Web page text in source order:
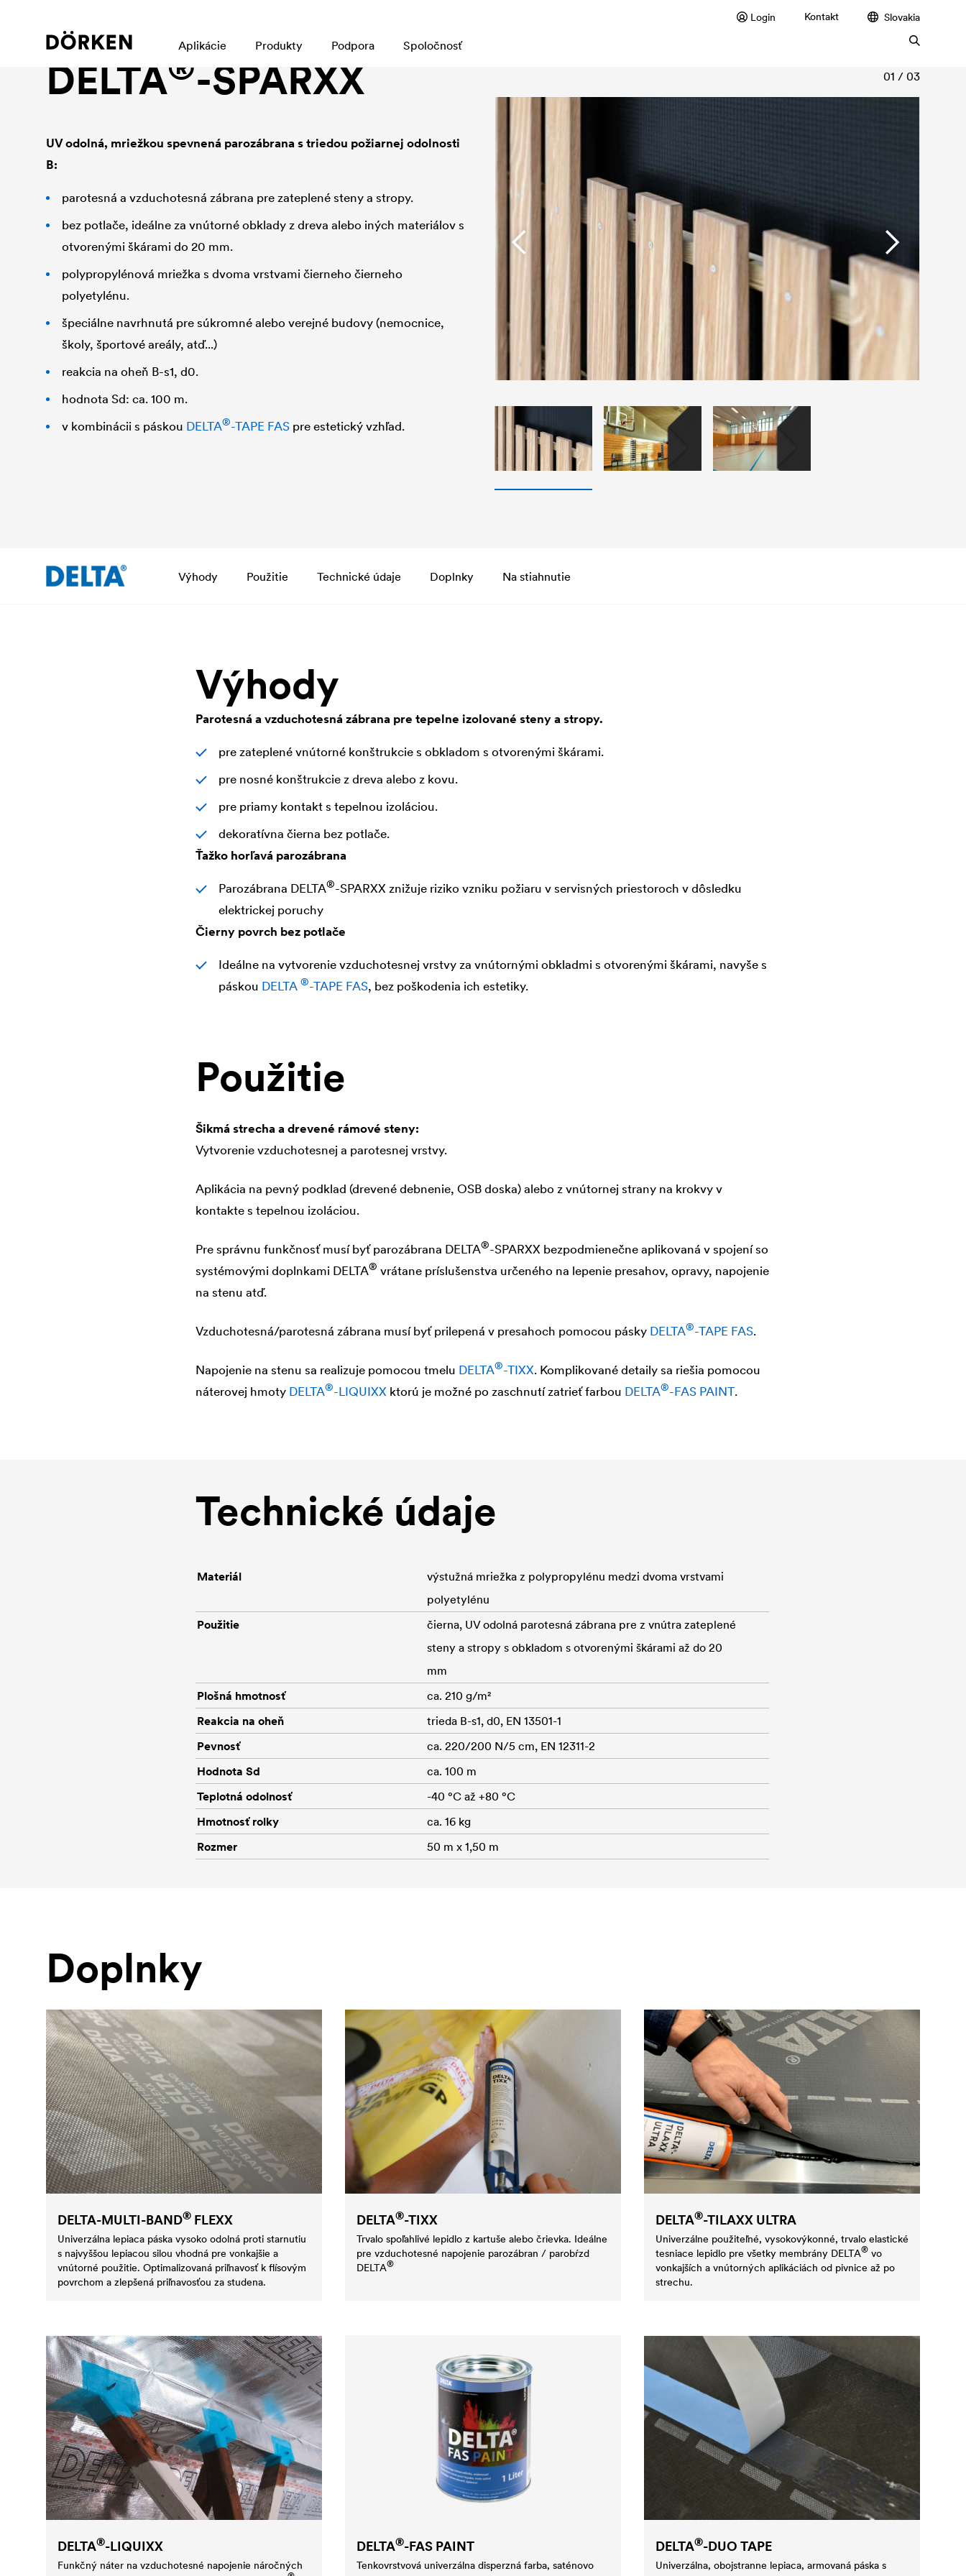
Login Kontakt Slovakia
Aplikácie Produkty Podpora Spoločnosť
Parozábrany a vzduchotesné vrstvy
DELTA®-SPARXX
UV odolná, mriežkou spevnená parozábrana s triedou požiarnej odolnosti
B:
parotesná a vzduchotesná zábrana pre zateplené steny a stropy.
bez potlače, ideálne za vnútorné obklady z dreva alebo iných materiálov s
otvorenými škárami do 20 mm.
polypropylénová mriežka s dvoma vrstvami čierneho čierneho
polyetylénu.
špeciálne navrhnutá pre súkromné alebo verejné budovy (nemocnice,
školy, športové areály, atď...)
reakcia na oheň B-s1, d0.
hodnota Sd: ca. 100 m.
v kombinácii s páskou DELTA®-TAPE FAS pre estetický vzhľad.
01 / 03
Výhody Použitie Technické údaje Doplnky Na stiahnutie
Výhody
Parotesná a vzduchotesná zábrana pre tepelne izolované steny a stropy.
pre zateplené vnútorné konštrukcie s obkladom s otvorenými škárami.
pre nosné konštrukcie z dreva alebo z kovu.
pre priamy kontakt s tepelnou izoláciou.
dekoratívna čierna bez potlače.
Ťažko horľavá parozábrana
Parozábrana DELTA®-SPARXX znižuje riziko vzniku požiaru v servisných priestoroch v dôsledku
elektrickej poruchy
Čierny povrch bez potlače
Ideálne na vytvorenie vzduchotesnej vrstvy za vnútornými obkladmi s otvorenými škárami, navyše s
páskou DELTA ®-TAPE FAS, bez poškodenia ich estetiky.
Použitie
Šikmá strecha a drevené rámové steny:
Vytvorenie vzduchotesnej a parotesnej vrstvy.
Aplikácia na pevný podklad (drevené debnenie, OSB doska) alebo z vnútornej strany na krokvy v
kontakte s tepelnou izoláciou.
Pre správnu funkčnosť musí byť parozábrana DELTA®-SPARXX bezpodmienečne aplikovaná v spojení so
systémovými doplnkami DELTA® vrátane príslušenstva určeného na lepenie presahov, opravy, napojenie
na stenu atď.
Vzduchotesná/parotesná zábrana musí byť prilepená v presahoch pomocou pásky DELTA®-TAPE FAS.
Napojenie na stenu sa realizuje pomocou tmelu DELTA®-TIXX. Komplikované detaily sa riešia pomocou
náterovej hmoty DELTA®-LIQUIXX ktorú je možné po zaschnutí zatrieť farbou DELTA®-FAS PAINT.
Technické údaje
Materiál
výstužná mriežka z polypropylénu medzi dvoma vrstvami
polyetylénu
Použitie
čierna, UV odolná parotesná zábrana pre z vnútra zateplené
steny a stropy s obkladom s otvorenými škárami až do 20
mm
Plošná hmotnosť
ca. 210 g/m²
Reakcia na oheň
trieda B-s1, d0, EN 13501-1
Pevnosť
ca. 220/200 N/5 cm, EN 12311-2
Hodnota Sd
ca. 100 m
Teplotná odolnosť
-40 °C až +80 °C
Hmotnosť rolky
ca. 16 kg
Rozmer
50 m x 1,50 m
Doplnky
DELTA-MULTI-BAND® FLEXX
Univerzálna lepiaca páska vysoko odolná proti starnutiu
s najvyššou lepiacou silou vhodná pre vonkajšie a
vnútorné použitie. Optimalizovaná priľnavosť k flísovým
povrchom a zlepšená priľnavosťou za studena.
DELTA®-TIXX
Trvalo spoľahlivé lepidlo z kartuše alebo črievka. Ideálne
pre vzduchotesné napojenie parozábran / parobŕzd
DELTA®
DELTA®-TILAXX ULTRA
Univerzálne použiteľné, vysokovýkonné, trvalo elastické
tesniace lepidlo pre všetky membrány DELTA®vo
vonkajších a vnútorných aplikáciách od pivnice až po
strechu.
DELTA®-LIQUIXX
Funkčný náter na vzduchotesné napojenie náročných
DELTA®-FAS PAINT
Tenkovrstvová univerzálna disperzná farba, saténovo
DELTA®-DUO TAPE
Univerzálna, obojstranne lepiaca, armovaná páska s